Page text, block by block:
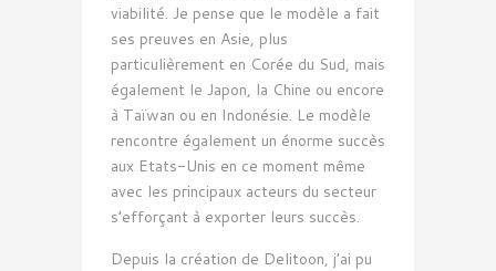
viabilité. Je pense que le modèle a fait
ses preuves en Asie, plus
particulièrement en Corée du Sud, mais
également le Japon, la Chine ou encore
à Taïwan ou en Indonésie. Le modèle
rencontre également un énorme succès
aux Etats-Unis en ce moment même
avec les principaux acteurs du secteur
s’efforçant à exporter leurs succès.
Depuis la création de Delitoon, j’ai pu